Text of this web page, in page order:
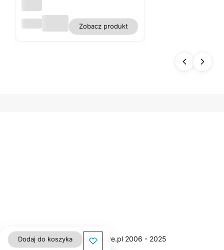
s
Zobacz produkt
Dodaj do koszyka